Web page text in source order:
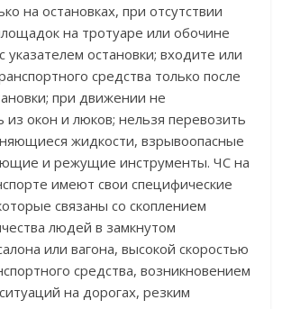
на остановках, при отсутствии
на тротуаре или обочине
указателем остановки; входите или
средства только после
при движении не
из окон и люков; нельзя перевозить
жидкости, взрывоопасные
и режущие инструменты. ЧС на
имеют свои специфические
связаны со скоплением
людей в замкнутом
или вагона, высокой скоростью
средства, возникновением
на дорогах, резким